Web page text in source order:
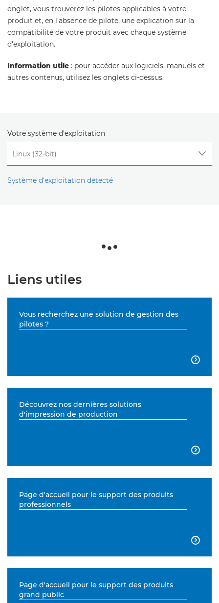
onglet, vous trouverez les pilotes applicables à votre
produit et, en l'absence de pilote, une explication sur la
compatibilité de votre produit avec chaque système
d'exploitation.
Information utile : pour accéder aux logiciels, manuels et
autres contenus, utilisez les onglets ci-dessus.
Votre système d'exploitation
Système d'exploitation détecté
Liens utiles
Vous recherchez une solution de gestion des
pilotes ?

Découvrez nos dernières solutions
d'impression de production

Page d'accueil pour le support des produits
professionnels

Page d'accueil pour le support des produits
grand public